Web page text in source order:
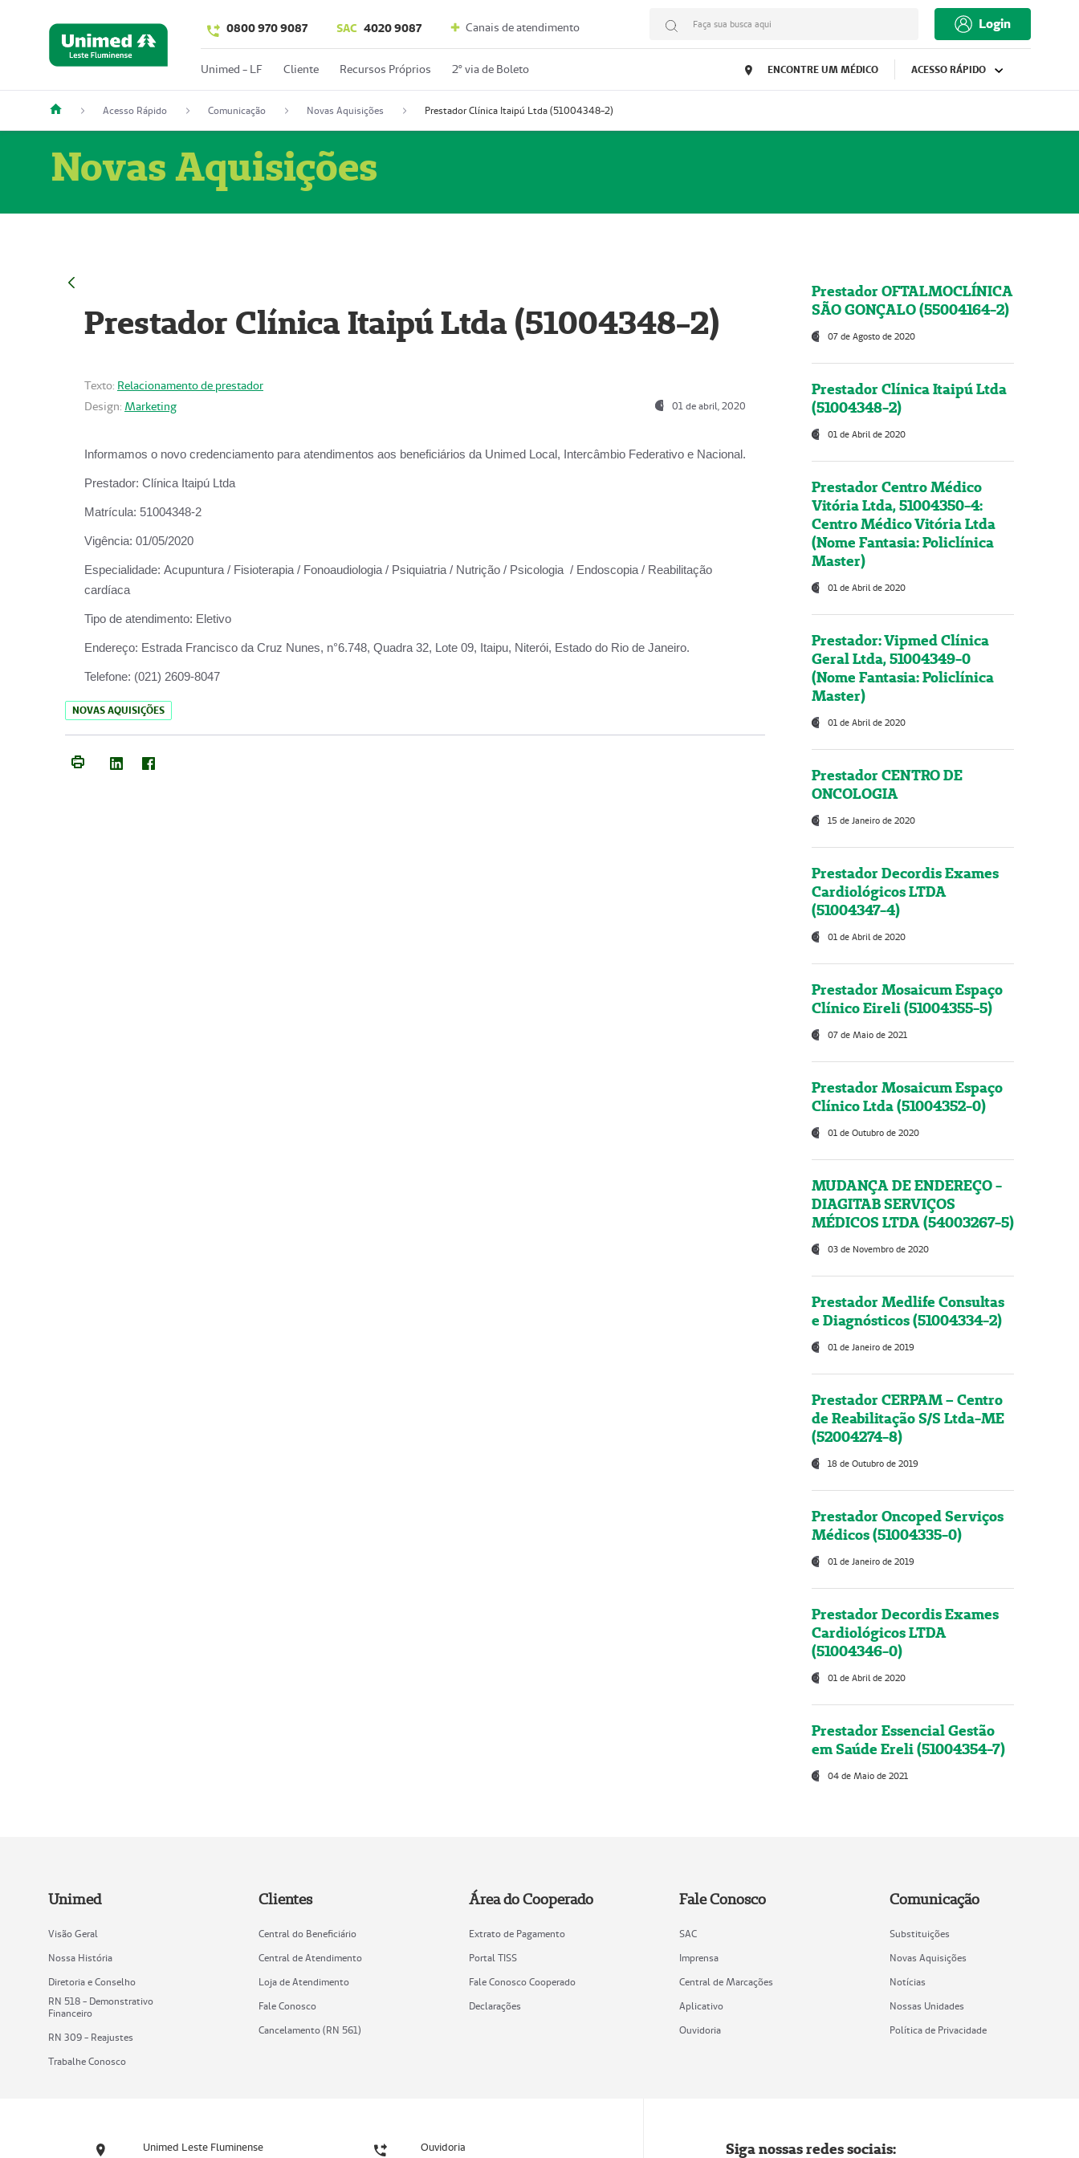
0800 970 9087 SAC 4020 9087 Canais de atendimento Faça sua busca aqui Login
Unimed - LF Cliente Recursos Próprios 2º via de Boleto ENCONTRE UM MÉDICO ACESSO RÁPIDO
Acesso Rápido Comunicação Novas Aquisições Prestador Clínica Itaipú Ltda (51004348-2)
Novas Aquisições
Prestador Clínica Itaipú Ltda (51004348-2)
Texto: Relacionamento de prestador
Design: Marketing 01 de abril, 2020
Informamos o novo credenciamento para atendimentos aos beneficiários da Unimed Local, Intercâmbio Federativo e Nacional.
Prestador: Clínica Itaipú Ltda
Matrícula: 51004348-2
Vigência: 01/05/2020
Especialidade: Acupuntura / Fisioterapia / Fonoaudiologia / Psiquiatria / Nutrição / Psicologia / Endoscopia / Reabilitação
cardíaca
Tipo de atendimento: Eletivo
Endereço: Estrada Francisco da Cruz Nunes, n°6.748, Quadra 32, Lote 09, Itaipu, Niterói, Estado do Rio de Janeiro.
Telefone: (021) 2609-8047
NOVAS AQUISIÇÕES
Prestador OFTALMOCLÍNICA
SÃO GONÇALO (55004164-2)
07 de Agosto de 2020
Prestador Clínica Itaipú Ltda
(51004348-2)
01 de Abril de 2020
Prestador Centro Médico
Vitória Ltda, 51004350-4:
Centro Médico Vitória Ltda
(Nome Fantasia: Policlínica
Master)
01 de Abril de 2020
Prestador: Vipmed Clínica
Geral Ltda, 51004349-0
(Nome Fantasia: Policlínica
Master)
01 de Abril de 2020
Prestador CENTRO DE
ONCOLOGIA
15 de Janeiro de 2020
Prestador Decordis Exames
Cardiológicos LTDA
(51004347-4)
01 de Abril de 2020
Prestador Mosaicum Espaço
Clínico Eireli (51004355-5)
07 de Maio de 2021
Prestador Mosaicum Espaço
Clínico Ltda (51004352-0)
01 de Outubro de 2020
MUDANÇA DE ENDEREÇO -
DIAGITAB SERVIÇOS
MÉDICOS LTDA (54003267-5)
03 de Novembro de 2020
Prestador Medlife Consultas
e Diagnósticos (51004334-2)
01 de Janeiro de 2019
Prestador CERPAM – Centro
de Reabilitação S/S Ltda-ME
(52004274-8)
18 de Outubro de 2019
Prestador Oncoped Serviços
Médicos (51004335-0)
01 de Janeiro de 2019
Prestador Decordis Exames
Cardiológicos LTDA
(51004346-0)
01 de Abril de 2020
Prestador Essencial Gestão
em Saúde Ereli (51004354-7)
04 de Maio de 2021
Unimed
Visão Geral
Nossa História
Diretoria e Conselho
RN 518 - Demonstrativo
Financeiro
RN 309 - Reajustes
Trabalhe Conosco
Clientes
Central do Beneficiário
Central de Atendimento
Loja de Atendimento
Fale Conosco
Cancelamento (RN 561)
Área do Cooperado
Extrato de Pagamento
Portal TISS
Fale Conosco Cooperado
Declarações
Fale Conosco
SAC
Imprensa
Central de Marcações
Aplicativo
Ouvidoria
Comunicação
Substituições
Novas Aquisições
Notícias
Nossas Unidades
Política de Privacidade
Unimed Leste Fluminense Ouvidoria Siga nossas redes sociais: